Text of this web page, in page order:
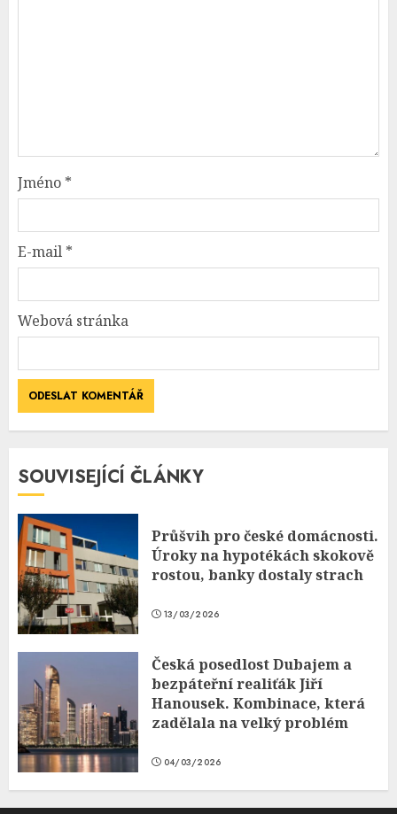
Jméno *
E-mail *
Webová stránka
SOUVISEJÍCÍ ČLÁNKY
Průšvih pro české domácnosti.
Úroky na hypotékách skokově
rostou, banky dostaly strach
13/03/2026
Česká posedlost Dubajem a
bezpáteřní realiťák Jiří
Hanousek. Kombinace, která
zadělala na velký problém
04/03/2026